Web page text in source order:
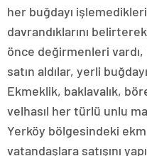
her buğdayı
davrandıklarını
önce değirmenleri vardı,
satın aldılar, yerli
Ekmeklik, baklavalık,
velhasıl her türlü unlu
Yerköy bölgesindeki
vatandaşlara satışını